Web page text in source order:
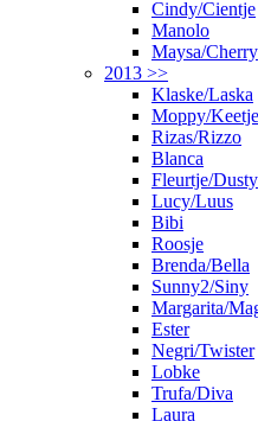
Cindy/Cientje
Manolo
Maysa/Cherry
2013 >>
Klaske/Laska
Moppy/Keetje
Rizas/Rizzo
Blanca
Fleurtje/Dusty
Lucy/Luus
Bibi
Roosje
Brenda/Bella
Sunny2/Siny
Margarita/
Ester
Negri/Twister
Lobke
Trufa/Diva
Laura